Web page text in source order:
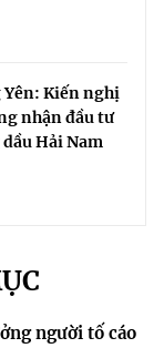
Kiến nghị
nhận đầu tư
Hải Nam
người tố cáo